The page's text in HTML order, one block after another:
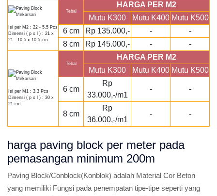
Isi per M2 : 22 - 5.5 Pcs
Dimensi ( p x l ) : 21 x
21 - 10,5 x 10,5 cm
Tebal
HARGA PER M2
Mutu K300
Mutu K400 Mutu K500
6 cm
Rp 135.000,- -
-
8 cm
Rp 145.000,- - -
Isi per M1 : 3.3 Pcs
Dimensi ( p x l ) : 30 x
21 cm
Tebal
HARGA PER M2
Mutu K300
Mutu K400 Mutu K500
6 cm
Rp
33.000,-/m1
- -
8 cm
Rp
36.000,-/m1
- -
harga paving block per meter pada
pemasangan minimum 200m
Paving Block/Conblock(Konblok) adalah Material Cor Beton
yang memiliki Fungsi pada penempatan tipe-tipe seperti yang